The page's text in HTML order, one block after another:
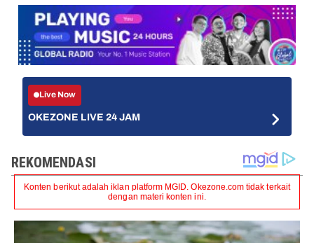
Live Now
OKEZONE LIVE 24 JAM